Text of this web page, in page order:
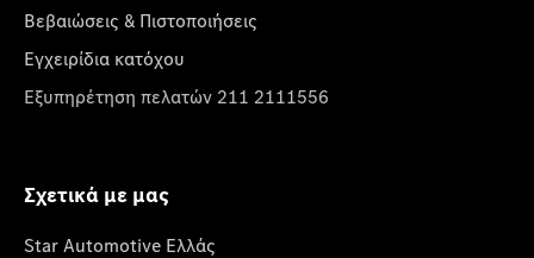
Βεβαιώσεις & Πιστοποιήσεις
Εγχειρίδια κατόχου
Εξυπηρέτηση πελατών 211 2111556
Σχετικά με μας
Star Automotive Ελλάς